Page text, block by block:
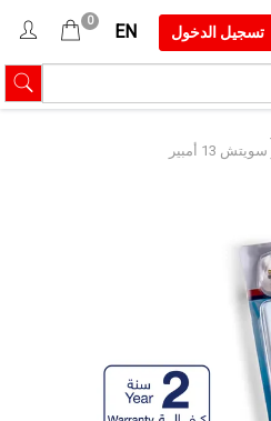
تسجيل الدخول EN
0